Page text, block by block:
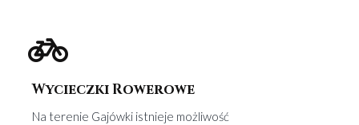
Wycieczki Rowerowe
Na terenie Gajówki istnieje możliwość